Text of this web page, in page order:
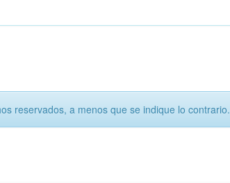
reservados, a menos que se indique lo contrario.